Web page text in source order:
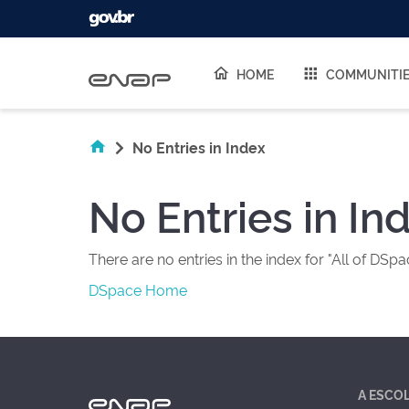
HOME
No Entries in Index
No Entries in
There are no entries in the index for "All of
DSpace Home
A